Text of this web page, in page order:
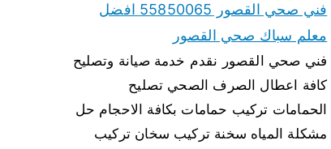
فني صحي القصور 55850065 افضل
معلم سباك صحي القصور
فني صحي القصور نقدم خدمة صيانة وتصليح
كافة اعطال الصرف الصحي تصليح
الحمامات تركيب حمامات بكافة الاحجام حل
مشكلة المياه سخنة تركيب سخان تركيب